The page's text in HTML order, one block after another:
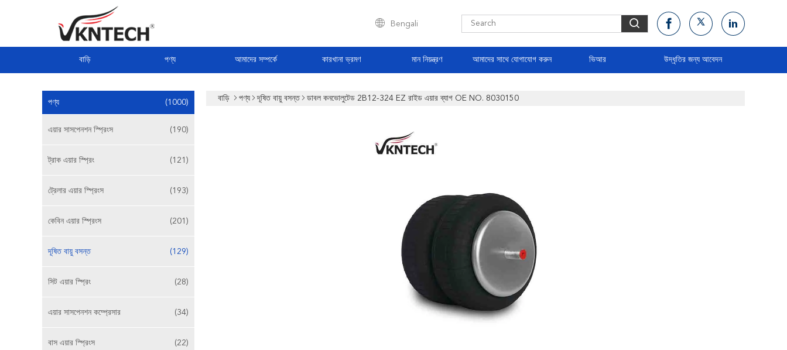
Bengali
বাড়ি পণ্য আমাদের সম্পর্কে কারখানা ভ্রমণ মান নিয়ন্ত্রণ আমাদের সাথে যোগাযোগ করুন ভিআর উদ্ধৃতির জন্য আবেদন
পণ্য (1000)
এয়ার সাসপেনশন স্প্রিংস (190)
ট্রাক এয়ার স্প্রিং (121)
ট্রেলার এয়ার স্প্রিংস (193)
কেবিন এয়ার স্প্রিংস (201)
দূষিত বায়ু বসন্ত (129)
সিট এয়ার স্প্রিং (28)
এয়ার সাসপেনশন কম্প্রেসার (34)
বাস এয়ার স্প্রিংস (22)
বাড়ি পণ্য দূষিত বায়ু বসন্ত ডাবল কনভোলুটেড 2B12-324 EZ রাইড এয়ার ব্যাগ OE NO. 8030150